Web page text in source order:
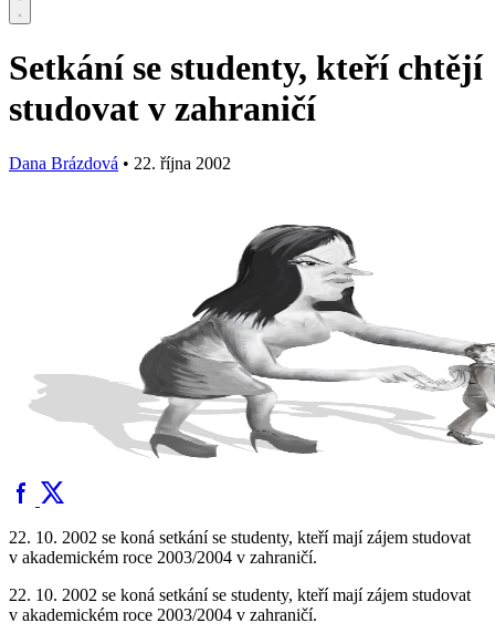
Setkání se studenty, kteří chtějí
studovat v zahraničí
Dana Brázdová • 22. října 2002
22. 10. 2002 se koná setkání se studenty, kteří mají zájem studovat
v akademickém roce 2003/2004 v zahraničí.
22. 10. 2002 se koná setkání se studenty, kteří mají zájem studovat
v akademickém roce 2003/2004 v zahraničí.